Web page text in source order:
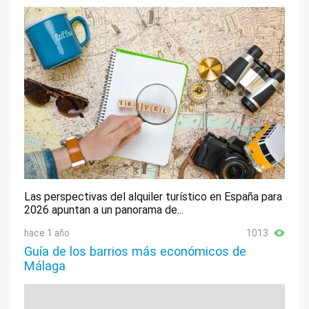
Las perspectivas del alquiler turístico en España para
2026 apuntan a un panorama de...
hace 1 año 1013
Guía de los barrios más económicos de
Málaga